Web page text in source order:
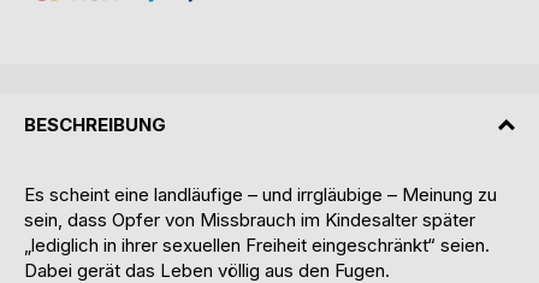
BESCHREIBUNG
Es scheint eine landläufige – und irrgläubige – Meinung zu
sein, dass Opfer von Missbrauch im Kindesalter später
„lediglich in ihrer sexuellen Freiheit eingeschränkt“ seien.
Dabei gerät das Leben völlig aus den Fugen.